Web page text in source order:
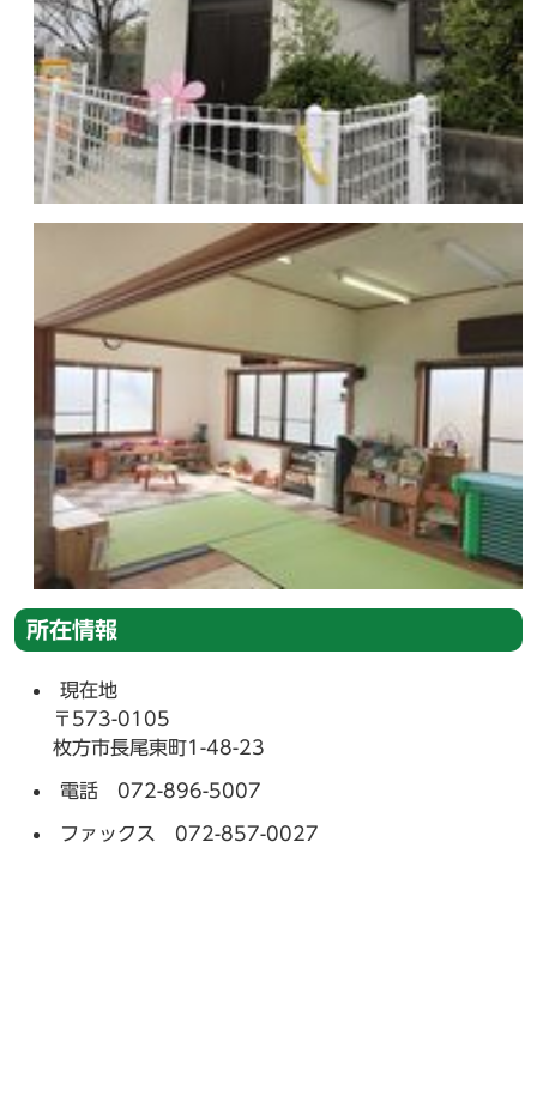
所在情報
現在地
〒573-0105
枚方市長尾東町1-48-23
電話 072-896-5007
ファックス 072-857-0027